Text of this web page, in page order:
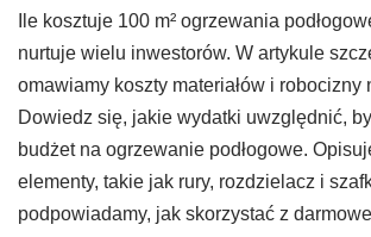
Ile kosztuje 100 m² ogrzewania
nurtuje wielu inwestorów. W artykule
omawiamy koszty materiałów i robocizny
Dowiedz się, jakie wydatki uwzględnić,
budżet na ogrzewanie podłogowe.
elementy, takie jak rury, rozdzielacz i
podpowiadamy, jak skorzystać z